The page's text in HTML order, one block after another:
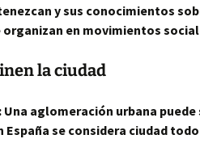
y sus conocimientos
organizan en movimientos
la ciudad
aglomeración urbana
España se considera ciudad